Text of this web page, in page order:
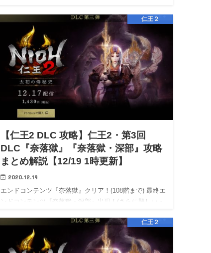
(9月よりHIHITIブログ直接ライター、メイン執筆となりま
した。) 相互リンク→エキサイト応援ブログ /…
仁王２
【仁王2 DLC 攻略】仁王2・第3回
DLC『奈落獄』『奈落獄・深部』攻略
まとめ解説【12/19 1時更新】
2020.12.19
エンドコンテンツ『奈落獄』クリア！(108階まで) 最終エ
ンドコンテンツ『奈落獄・深部』出現！(さらに難しい・
は、ユリです。 ブログの閲覧、ありがとうございます。
仁王２